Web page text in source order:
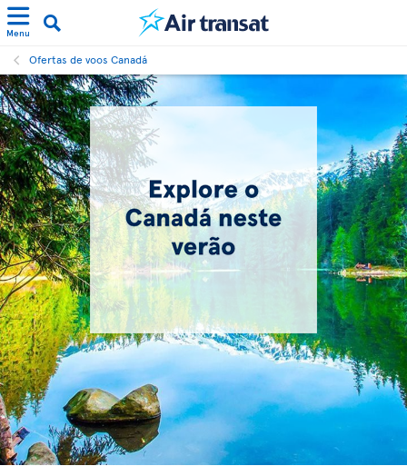
Menu
Ofertas de voos Canadá